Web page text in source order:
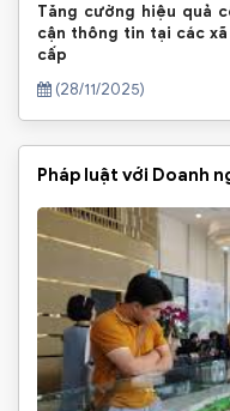
Tăng cường hiệu quả
cận thông tin tại các
cấp
(28/11/2025)
Pháp luật với Doanh